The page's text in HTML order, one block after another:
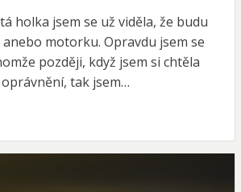
holka jsem se už viděla, že budu
motorku. Opravdu jsem se
později, když jsem si chtěla
tak jsem…